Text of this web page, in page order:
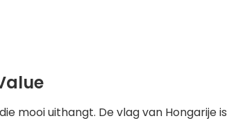
mooi uithangt. De vlag van Hongarije is